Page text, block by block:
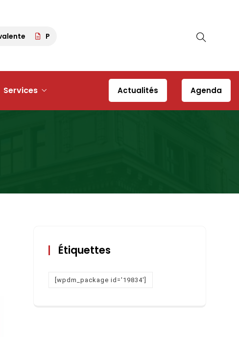
Pétanque tour 63 – 30 août 2026 à 13h30 – Place du
Services Actualités Agenda
Étiquettes
[wpdm_package id='19834']